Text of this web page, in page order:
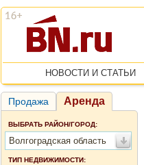
НОВОСТИ И СТАТЬИ
Продажа Аренда
ВЫБРАТЬ РАЙОН/ГОРОД:
Волгоградская область
ТИП НЕДВИЖИМОСТИ: